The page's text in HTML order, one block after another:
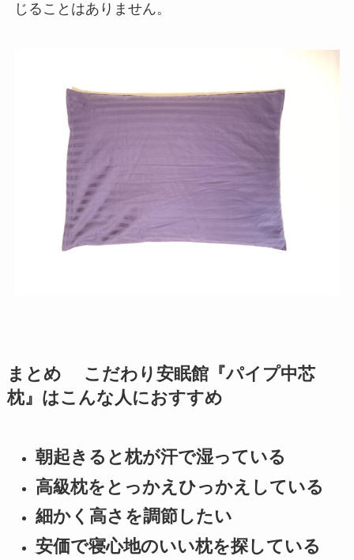
じることはありません。
まとめ こだわり安眠館『パイプ中芯
枕』 はこんな人におすすめ
朝起きると枕が汗で湿っている
高級枕をとっかえひっかえしている
細かく高さを調節したい
安価で寝心地のいい枕を探している